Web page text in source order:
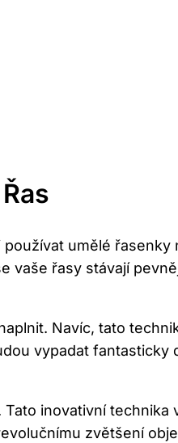
umělé
vaše řasy stávají
Navíc, tato
vypadat fantasticky
inovativní
zvětšení